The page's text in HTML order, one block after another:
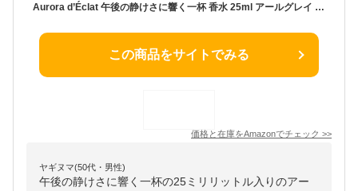
Aurora d’Éclat 午後の静けさに響く一杯 香水 25ml アールグレイ パルファン
この商品をサイトでみる
価格と在庫をAmazonでチェック >>
ヤギヌマ(50代・男性)
午後の静けさに響く一杯の25ミリリットル入りのアー